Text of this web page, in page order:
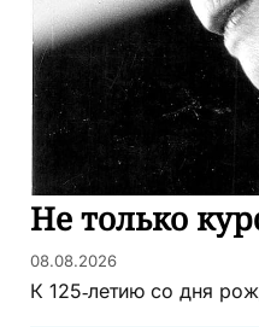
Не только
08.08.2026
К 125‑летию со дня